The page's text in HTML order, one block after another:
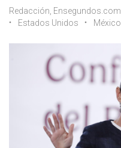
Redacción,
Estados Unidos
México